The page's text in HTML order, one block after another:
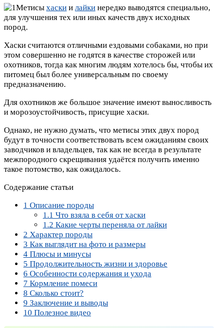
Метисы хаски и лайки нередко выводятся специально,
для улучшения тех или иных качеств двух исходных
пород.
Хаски считаются отличными ездовыми собаками, но при
этом совершенно не годятся в качестве сторожей или
охотников, тогда как многим людям хотелось бы, чтобы их
питомец был более универсальным по своему
предназначению.
Для охотников же большое значение имеют выносливость
и морозоустойчивость, присущие хаски.
Однако, не нужно думать, что метисы этих двух пород
будут в точности соответствовать всем ожиданиям своих
заводчиков и владельцев, так как не всегда в результате
межпородного скрещивания удаётся получить именно
такое потомство, как ожидалось.
Содержание статьи
1 Описание породы
1.1 Что взяла в себя от хаски
1.2 Какие черты переняла от лайки
2 Характер породы
3 Как выглядит на фото и размеры
4 Плюсы и минусы
5 Продолжительность жизни и здоровье
6 Особенности содержания и ухода
7 Кормление помеси
8 Сколько стоит?
9 Заключение и выводы
10 Полезное видео